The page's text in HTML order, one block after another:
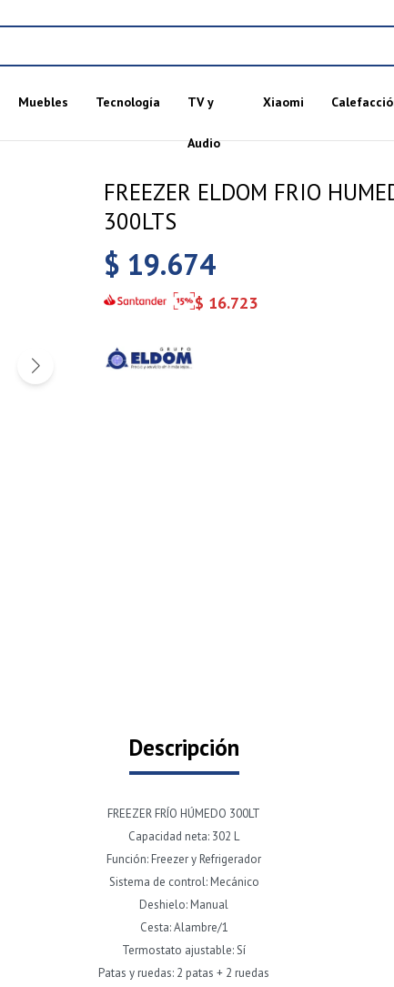
Muebles Tecnología TV y
Audio
Xiaomi
FREEZER ELDOM FRIO
300LTS
$ 19.674
$ 16.723
Descripción
FREEZER FRÍO HÚMEDO 300LT
Capacidad neta: 302 L
Función: Freezer y Refrigerador
Sistema de control: Mecánico
Deshielo: Manual
Cesta: Alambre/1
Termostato ajustable: Sí
Patas y ruedas: 2 patas + 2 ruedas